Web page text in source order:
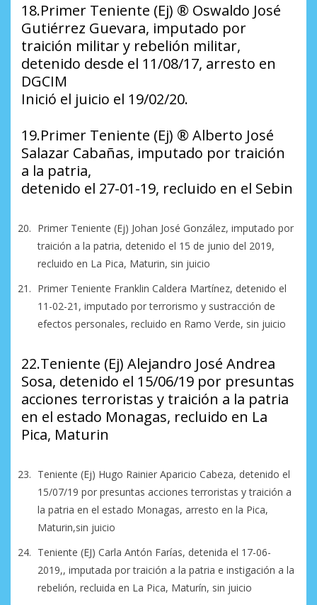
18.Primer Teniente (Ej) ®️ Oswaldo José
Gutiérrez Guevara, imputado por
traición militar y rebelión militar,
detenido desde el 11/08/17, arresto en
DGCIM
Inició el juicio el 19/02/20.
19.Primer Teniente (Ej) ®️ Alberto José
Salazar Cabañas, imputado por traición
a la patria,
detenido el 27-01-19, recluido en el Sebin
Primer Teniente (Ej) Johan José González, imputado por
traición a la patria, detenido el 15 de junio del 2019,
recluido en La Pica, Maturin, sin juicio
Primer Teniente Franklin Caldera Martínez, detenido el
11-02-21, imputado por terrorismo y sustracción de
efectos personales, recluido en Ramo Verde, sin juicio
22.Teniente (Ej) Alejandro José Andrea
Sosa, detenido el 15/06/19 por presuntas
acciones terroristas y traición a la patria
en el estado Monagas, recluido en La
Pica, Maturin
Teniente (Ej) Hugo Rainier Aparicio Cabeza, detenido el
15/07/19 por presuntas acciones terroristas y traición a
la patria en el estado Monagas, arresto en la Pica,
Maturin,sin juicio
Teniente (EJ) Carla Antón Farías, detenida el 17-06-
2019,, imputada por traición a la patria e instigación a la
rebelión, recluida en La Pica, Maturín, sin juicio